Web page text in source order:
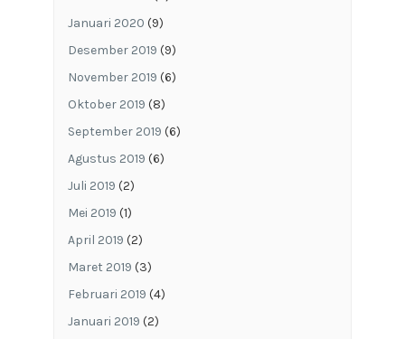
Januari 2020 (9)
Desember 2019 (9)
November 2019 (6)
Oktober 2019 (8)
September 2019 (6)
Agustus 2019 (6)
Juli 2019 (2)
Mei 2019 (1)
April 2019 (2)
Maret 2019 (3)
Februari 2019 (4)
Januari 2019 (2)